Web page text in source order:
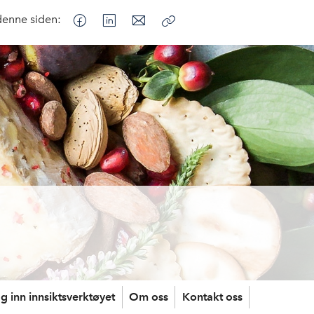
siden:
lenke
inn innsiktsverktøyet Om oss Kontakt oss